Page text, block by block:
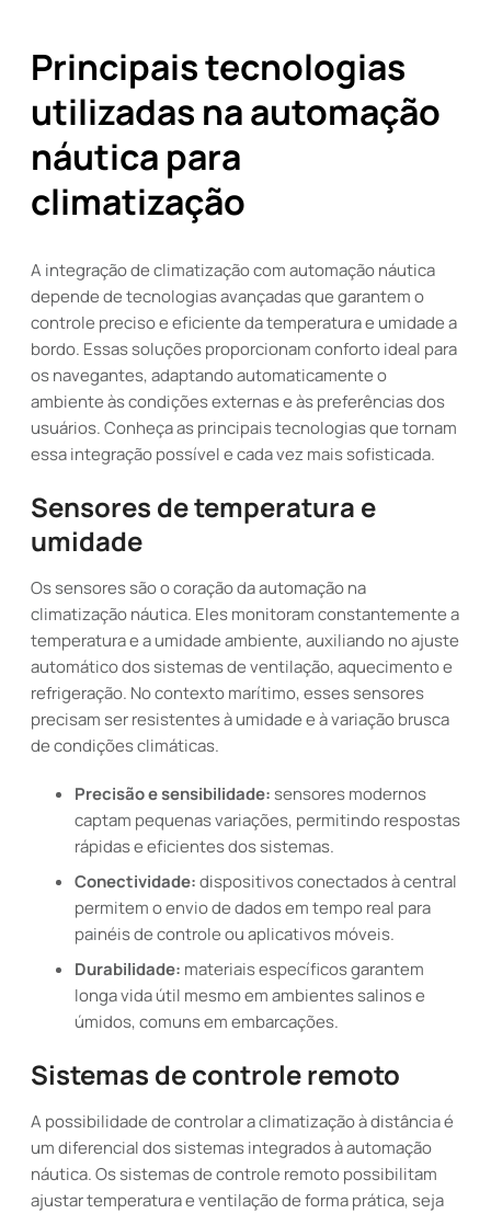
Principais tecnologias
utilizadas na automação
náutica para
climatização
A integração de climatização com automação náutica
depende de tecnologias avançadas que garantem o
controle preciso e eficiente da temperatura e umidade a
bordo. Essas soluções proporcionam conforto ideal para
os navegantes, adaptando automaticamente o
ambiente às condições externas e às preferências dos
usuários. Conheça as principais tecnologias que tornam
essa integração possível e cada vez mais sofisticada.
Sensores de temperatura e
umidade
Os sensores são o coração da automação na
climatização náutica. Eles monitoram constantemente a
temperatura e a umidade ambiente, auxiliando no ajuste
automático dos sistemas de ventilação, aquecimento e
refrigeração. No contexto marítimo, esses sensores
precisam ser resistentes à umidade e à variação brusca
de condições climáticas.
Precisão e sensibilidade:sensores modernos
captam pequenas variações, permitindo respostas
rápidas e eficientes dos sistemas.
Conectividade:dispositivos conectados à central
permitem o envio de dados em tempo real para
painéis de controle ou aplicativos móveis.
Durabilidade: materiais específicos garantem
longa vida útil mesmo em ambientes salinos e
úmidos, comuns em embarcações.
Sistemas de controle remoto
A possibilidade de controlar a climatização à distância é
um diferencial dos sistemas integrados à automação
náutica. Os sistemas de controle remoto possibilitam
ajustar temperatura e ventilação de forma prática, seja